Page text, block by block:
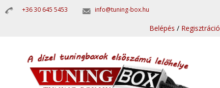
+36 30 645 5453 info@tuning-box.hu
Belépés / Regisztráció